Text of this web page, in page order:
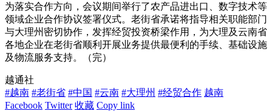
为落实合作方向，会议期间举行了农产品进出口、数字技术等
领域企业合作协议签署仪式。老街省承诺将指导相关职能部门
与大理州密切协作，发挥经贸投资桥梁作用，为大理及云南省
各地企业在老街省顺利开展业务提供最便利的手续、基础设施
及物流服务支持。（完）
越通社
#越南 #老街省 #中国 #云南 #大理州 #经贸合作 越南
Facebook Twitter 收藏 Copy link